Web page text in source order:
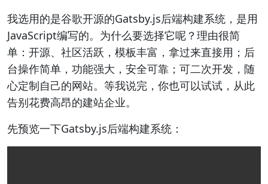
我选用的是谷歌开源的Gatsby.js后端构建系统，是用
JavaScript编写的。为什么要选择它呢？理由很简
单：开源、社区活跃，模板丰富，拿过来直接用；后
台操作简单，功能强大，安全可靠；可二次开发，随
心定制自己的网站。等我说完，你也可以试试，从此
告别花费高昂的建站企业。
先预览一下Gatsby.js后端构建系统：